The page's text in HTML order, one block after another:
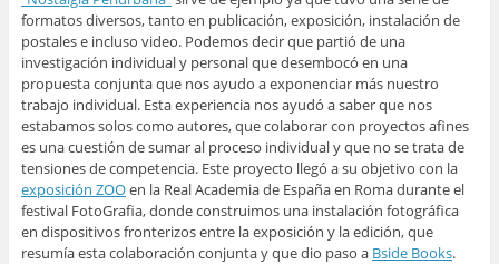
formatos diversos, tanto en publicación, exposición, instalación de
postales e incluso video. Podemos decir que partió de una
investigación individual y personal que desembocó en una
propuesta conjunta que nos ayudo a exponenciar más nuestro
trabajo individual. Esta experiencia nos ayudó a saber que nos
estabamos solos como autores, que colaborar con proyectos afines
es una cuestión de sumar al proceso individual y que no se trata de
tensiones de competencia. Este proyecto llegó a su objetivo con la
exposición ZOOen la Real Academia de España en Roma durante el
festival FotoGrafia, donde construimos una instalación fotográfica
en dispositivos fronterizos entre la exposición y la edición, que
resumía esta colaboración conjunta y que dio paso a Bside Books.